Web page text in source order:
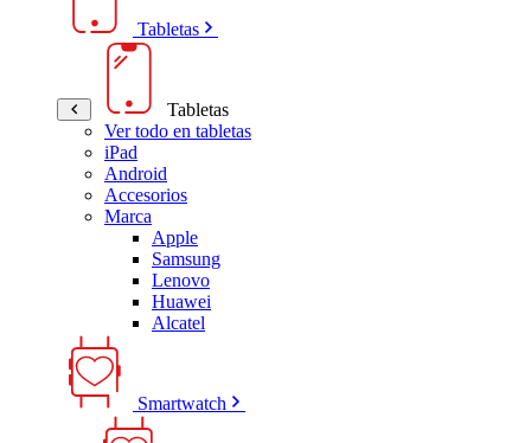
Tabletas
Tabletas
Ver todo en tabletas
iPad
Android
Accesorios
Marca
Apple
Samsung
Lenovo
Huawei
Alcatel
Smartwatch